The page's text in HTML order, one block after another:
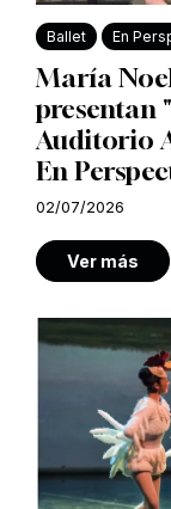
Ballet En
María
presentan
Auditorio
En
02/07/2026
Ver más